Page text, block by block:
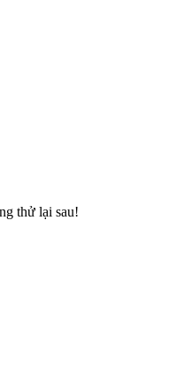
thử lại sau!